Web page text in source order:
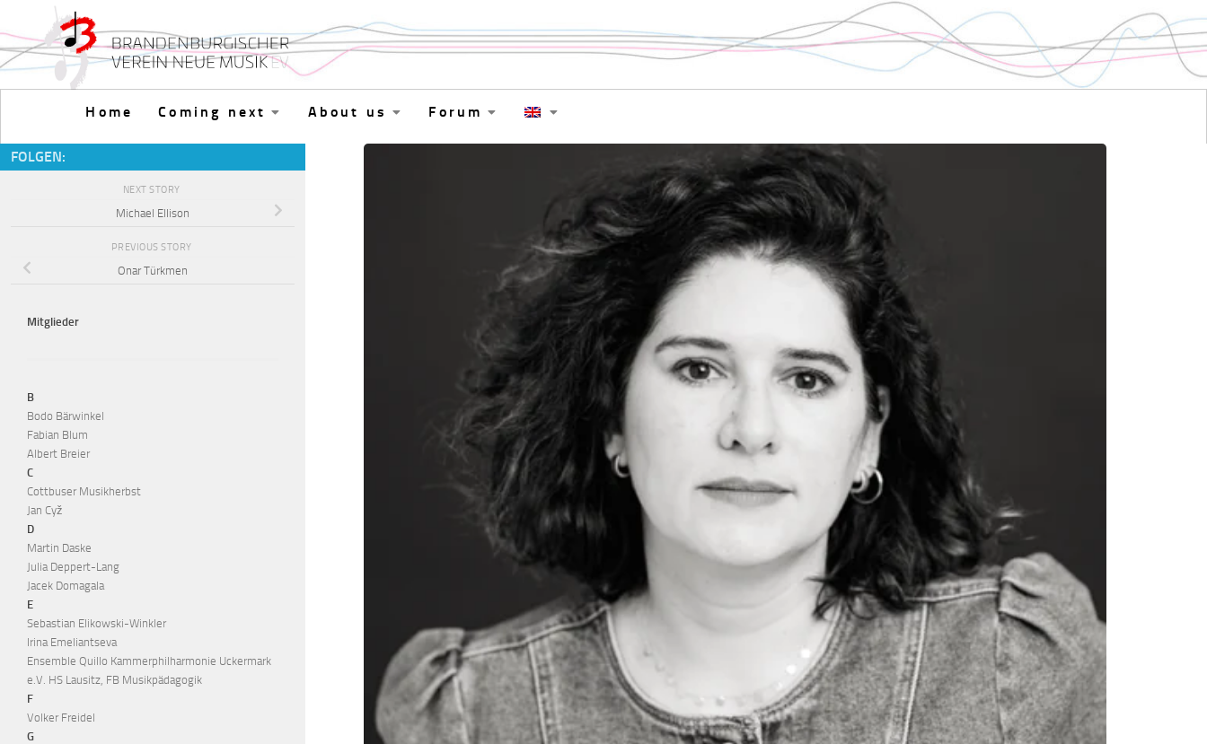
Skip to content
Home Coming next About us Forum
FOLGEN:
NEXT STORY
Michael Ellison
PREVIOUS STORY
Onar Türkmen
Mitglieder
B
Bodo Bärwinkel
Fabian Blum
Albert Breier
C
Cottbuser Musikherbst
Jan Cyž
D
Martin Daske
Julia Deppert-Lang
Jacek Domagala
E
Sebastian Elikowski-Winkler
Irina Emeliantseva
Ensemble Quillo Kammerphilharmonie Uckermark
e.V. HS Lausitz, FB Musikpädagogik
F
Volker Freidel
G